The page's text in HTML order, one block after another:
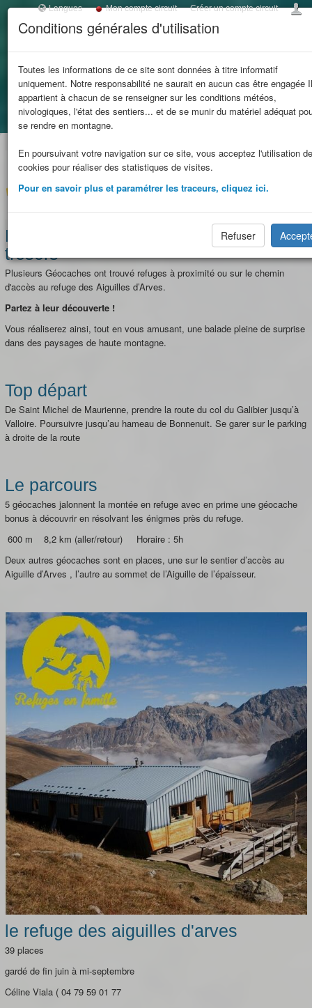
Conditions générales d'utilisation
Toutes les informations de ce site sont données à titre informatif
uniquement. Notre responsabilité ne saurait en aucun cas être engagée Il
appartient à chacun de se renseigner sur les conditions météos,
nivologiques, l'état des sentiers... et de se munir du matériel adéquat
se rendre en montagne.
En poursuivant votre navigation sur ce site, vous acceptez l'utilisation de
cookies pour réaliser des statistiques de visites.
Pour en savoir plus et paramétrer les traceurs, cliquez ici.
Refuser
Langues Mon compte circuit Créer un compte circuit
LES REFUGES DE
SAVOIE
et massifs
limitrophes
Accueil les aiguilles d'Arves
Partez à la découverte des petits
trésors
Plusieurs Géocaches ont trouvé refuges à proximité ou sur le chemin
d'accès au refuge des Aiguilles d’Arves.
Partez à leur découverte !
Vous réaliserez ainsi, tout en vous amusant, une balade pleine de surprise
dans des paysages de haute montagne.
Top départ
De Saint Michel de Maurienne, prendre la route du col du Galibier jusqu’à
Valloire. Poursuivre jusqu’au hameau de Bonnenuit. Se garer sur le parking
à droite de la route
Le parcours
5 géocaches jalonnent la montée en refuge avec en prime une géocache
bonus à découvrir en résolvant les énigmes près du refuge.
600 m 8,2 km (aller/retour) Horaire : 5h
Deux autres géocaches sont en places, une sur le sentier d’accès au
Aiguille d’Arves , l’autre au sommet de l’Aiguille de l’épaisseur.
le refuge des aiguilles d'arves
39 places
gardé de fin juin à mi-septembre
Céline Viala ( 04 79 59 01 77